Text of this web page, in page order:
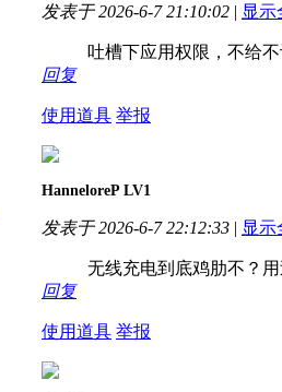
发表于 2026-6-7 21:10:02 | 显示
吐槽下应用权限，不给
回复
使用道具 举报
HanneloreP LV1
发表于 2026-6-7 22:12:33 | 显示
无线充电到底鸡肋不？
回复
使用道具 举报